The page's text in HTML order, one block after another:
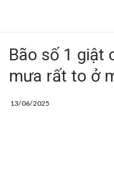
Bão số 1 giật
mưa rất to ở
13/06/2025